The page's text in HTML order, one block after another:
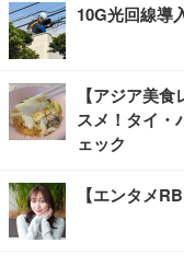
10G光回線導
【アジア美
スメ！タイ・
ェック
【エンタメ